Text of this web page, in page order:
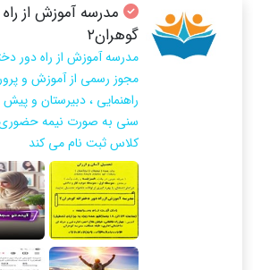
مدرسه آموزش از راه
گوهران۲
مجوز رسمی از آموزش و
راهنمایی ، دبیرستان و
سنی به صورت نیمه
کلاس ثبت نام می کند